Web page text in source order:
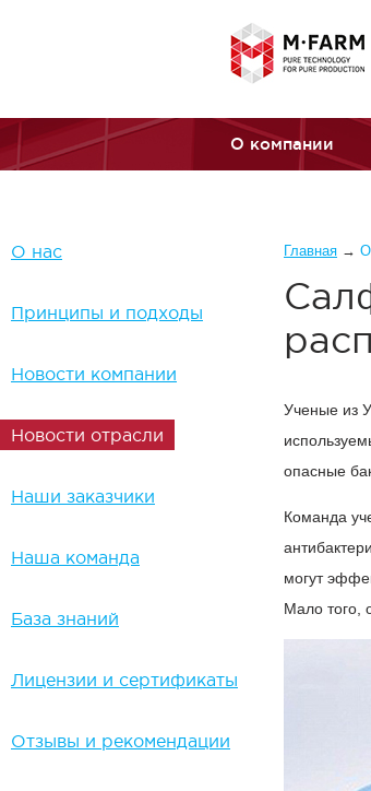
О компании
О нас
Принципы и подходы
Новости компании
Новости отрасли
Наши заказчики
Наша команда
База знаний
Лицензии и сертификаты
Отзывы и рекомендации
Вы
Главная → О
Ученые из
опасные
Команда
могут
Мало того,